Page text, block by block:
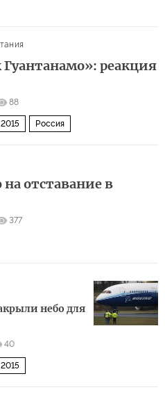
реакция
88
Россия
отставание в
377
небо для
40